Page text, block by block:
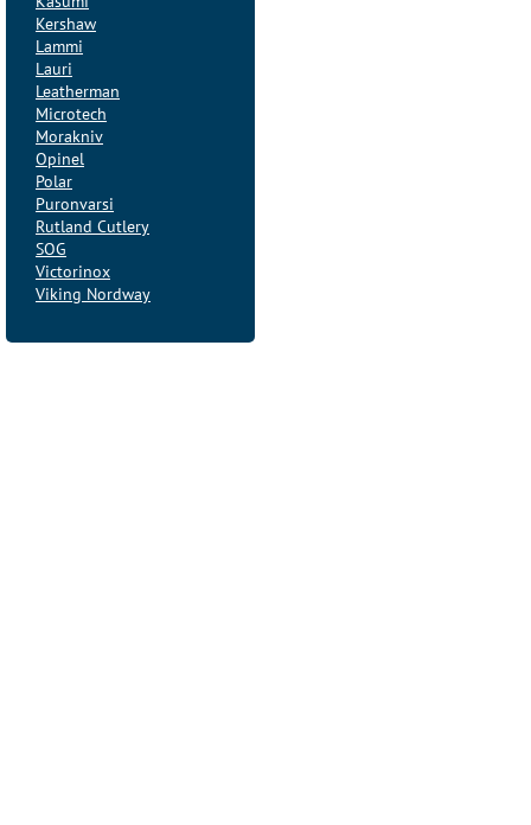
Kershaw
Lammi
Lauri
Leatherman
Microtech
Morakniv
Opinel
Polar
Puronvarsi
Rutland Cutlery
SOG
Victorinox
Viking Nordway